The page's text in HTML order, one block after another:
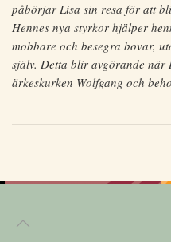
påbörjar Lisa sin resa för att
Hennes nya styrkor hjälper
mobbare och besegra bovar,
själv. Detta blir avgörande när
ärkeskurken Wolfgang och